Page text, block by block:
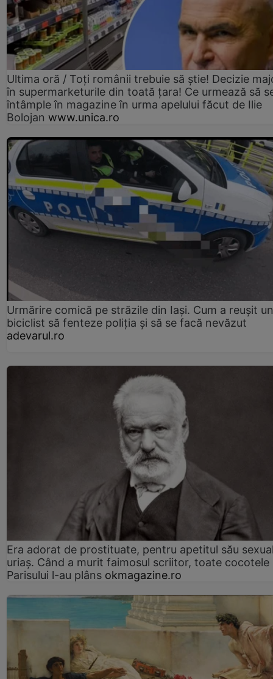
Ultima oră / Toți românii trebuie să știe! Decizie
în supermarketurile din toată țara! Ce urmează să
întâmple în magazine în urma apelului făcut de Ilie
Bolojan www.unica.ro
Urmărire comică pe străzile din Iași. Cum a reușit un
biciclist să fenteze poliția și să se facă nevăzut
adevarul.ro
Era adorat de prostituate, pentru apetitul său
uriaș. Când a murit faimosul scriitor, toate cocotele
Parisului l-au plâns okmagazine.ro